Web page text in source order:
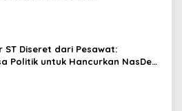
ST Diseret dari Pesawat:
Politik untuk Hancurkan NasDem